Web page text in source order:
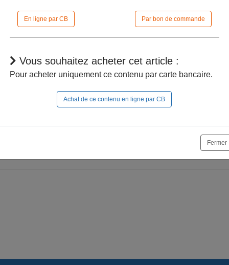
d’une disposition réglementaire- Le
acquière ultérieurement valeur
vous connecter;
et son
En ligne par CB Par bon de commande
Vous souhaitez acheter cet article :
Pour acheter uniquement ce contenu par carte bancaire.
Achat de ce contenu en ligne par CB
Fermer